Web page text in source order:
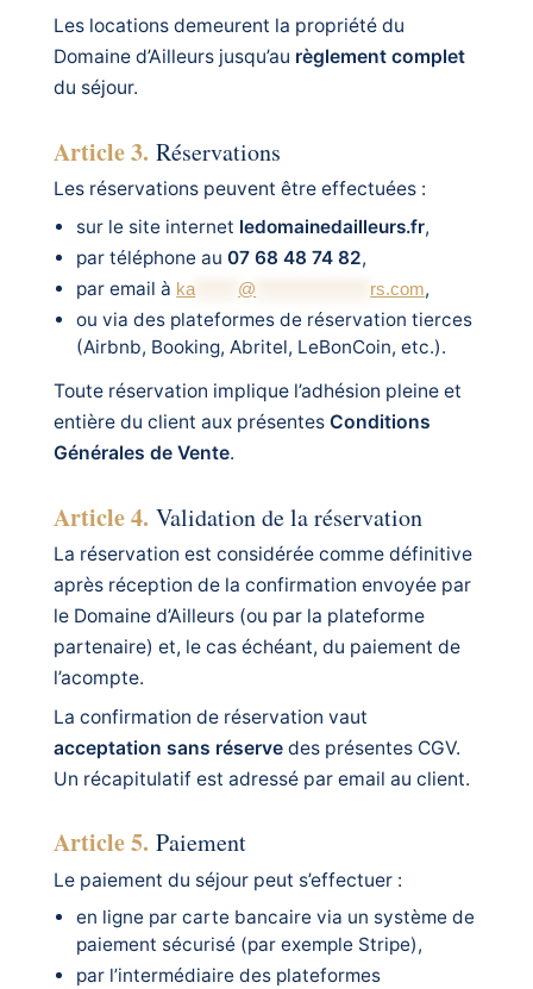
Les locations demeurent la propriété du
Domaine d’Ailleurs jusqu’au règlement complet
du séjour.
Article 3. Réservations
Les réservations peuvent être effectuées :
sur le site internet ledomainedailleurs.fr,
par téléphone au07 68 48 74 82,
par email à ka @ rs.com,
ou via des plateformes de réservation tierces
(Airbnb, Booking, Abritel, LeBonCoin, etc.).
Toute réservation implique l’adhésion pleine et
entière du client aux présentes Conditions
Générales de Vente.
Article 4. Validation de la réservation
La réservation est considérée comme définitive
après réception de la confirmation envoyée par
le Domaine d’Ailleurs (ou par la plateforme
partenaire) et, le cas échéant, du paiement de
l’acompte.
La confirmation de réservation vaut
acceptation sans réserve des présentes CGV.
Un récapitulatif est adressé par email au client.
Article 5. Paiement
Le paiement du séjour peut s’effectuer :
en ligne par carte bancaire via un système de
paiement sécurisé (par exemple Stripe),
par l’intermédiaire des plateformes